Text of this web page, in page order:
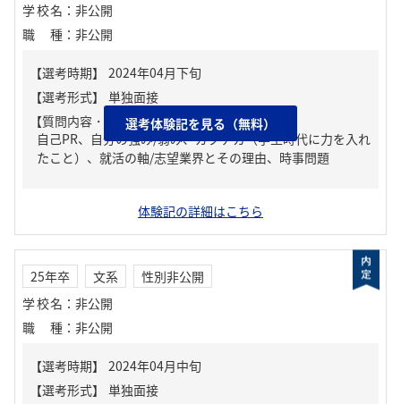
学校名 ： 非公開
職種 ： 非公開
【質問内容・課題】
自己PR、自分の強み/弱み、ガクチカ（学生時代に力を入れ
たこと）、就活の軸/志望業界とその理由、時事問題
選考体験記を見る（無料）
体験記の詳細はこちら
25年卒 文系
性別非公開
学校名 ： 非公開
職種 ： 非公開